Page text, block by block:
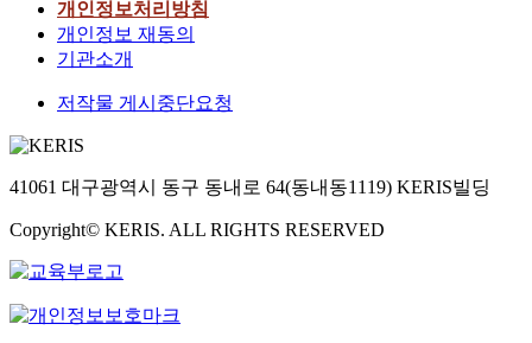
개인정보처리방침
개인정보 재동의
기관소개
저작물 게시중단요청
41061 대구광역시 동구 동내로 64(동내동1119) KERIS빌딩
Copyright© KERIS. ALL RIGHTS RESERVED